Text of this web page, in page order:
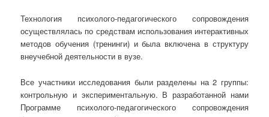
Технология психолого-педагогического сопровождения
осуществлялась по средствам использования интерактивных
методов обучения (тренинги) и была включена в структуру
внеучебной деятельности в вузе.
Все участники исследования были разделены на 2 группы:
контрольную и экспериментальную. В разработанной нами
Программе психолого-педагогического сопровождения